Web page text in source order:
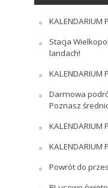
KALENDARIUM
Stacja
landach!
KALENDARIUM
Darmowa
Poznasz
KALENDARIUM
KALENDARIUM
Powrót do